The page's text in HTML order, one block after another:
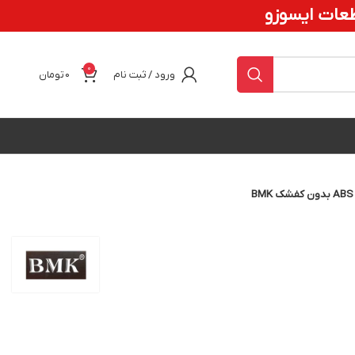
ایسوزو
ورود / ثبت نام 0
0تومان